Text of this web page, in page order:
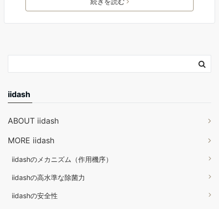
iidash
ABOUT iidash
MORE iidash
iidashのメカニズム（作用機序）
iidashの高水準な除菌力
iidashの安全性